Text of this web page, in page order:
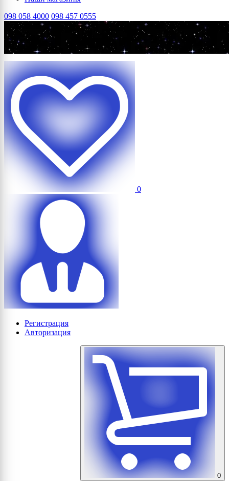
098 058 4000 098 457 0555
0
Регистрация
Авторизация
0